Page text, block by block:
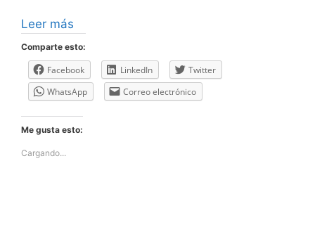
Leer más
Comparte esto:
Facebook LinkedIn
Twitter
WhatsApp
Correo electrónico
Me gusta esto:
Cargando...